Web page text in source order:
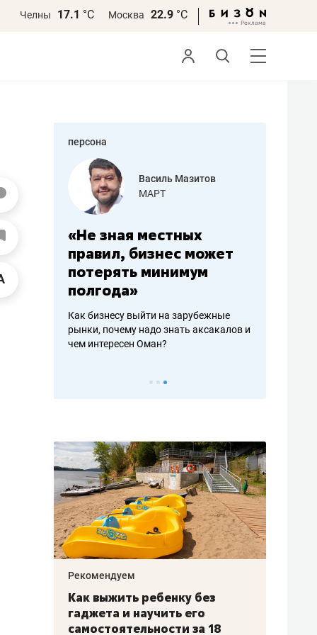
Челны 17.1 °С Москва 22.9 °С
персона
работа
Василь Мазитов
МАРТ
«Не зная местных
правил, бизнес может
потерять минимум
полгода»
Как бизнесу выйти на зарубежные
рынки, почему надо знать аксакалов и
чем интересен Оман?
Рекомендуем
Как выжить ребенку без
гаджета и научить его
самостоятельности за 18